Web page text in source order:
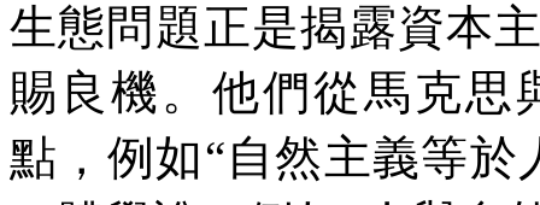
生態問題正是揭露資本
賜良機。他們從馬克思
點，例如“自然主義等